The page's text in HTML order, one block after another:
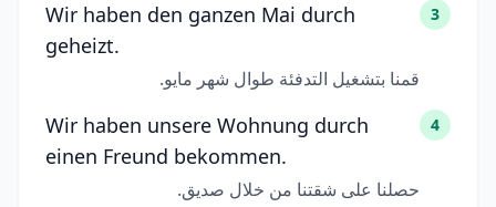
3
Wir haben den ganzen Mai durch
geheizt.
قمنا بتشغيل التدفئة طوال شهر مايو.
4
Wir haben unsere Wohnung durch
einen Freund bekommen.
حصلنا على شقتنا من خلال صديق.